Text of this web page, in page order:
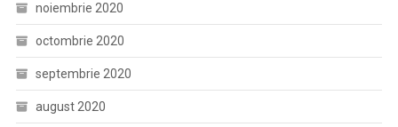
noiembrie 2020
octombrie 2020
septembrie 2020
august 2020